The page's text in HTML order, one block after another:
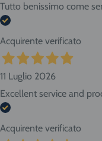
Tutto benissimo come
Acquirente verificato
11 Luglio 2026
Excellent service and
Acquirente verificato